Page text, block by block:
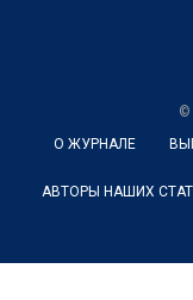
©
О ЖУРНАЛЕ
АВТОРЫ НАШИХ